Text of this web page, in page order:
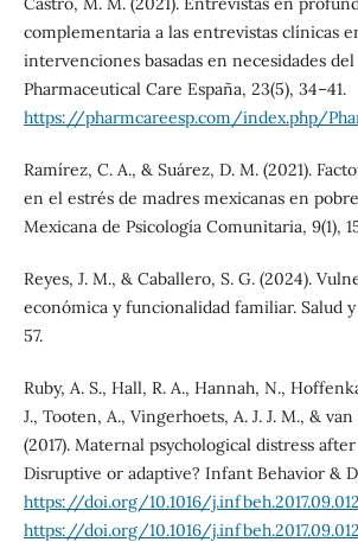
complementaria a las entrevistas clínicas
intervenciones basadas en necesidades
Pharmaceutical Care España, 23(5), 34–41.
https://pharmcareesp.com/index.php/
Ramírez, C. A., & Suárez, D. M. (2021).
en el estrés de madres mexicanas en
Mexicana de Psicología Comunitaria, 9(1),
Reyes, J. M., & Caballero, S. G. (2024).
económica y funcionalidad familiar. Salud y
57.
Ruby, A. S., Hall, R. A., Hannah, N.,
J., Tooten, A., Vingerhoets, A. J. J. M., & van
(2017). Maternal psychological distress
Disruptive or adaptive? Infant Behavior &
https://doi.org/10.1016/j.infbeh.2017.09.012
https://doi.org/10.1016/j.infbeh.2017.09.012